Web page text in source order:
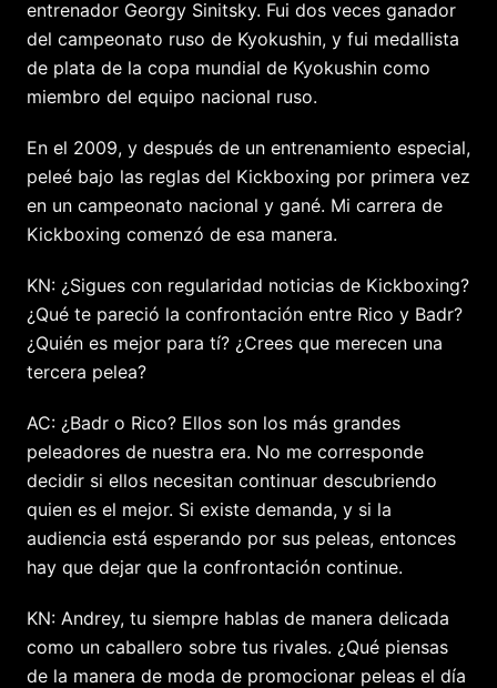
entrenador Georgy Sinitsky. Fui dos veces ganador
del campeonato ruso de Kyokushin, y fui medallista
de plata de la copa mundial de Kyokushin como
miembro del equipo nacional ruso.
En el 2009, y después de un entrenamiento especial,
peleé bajo las reglas del Kickboxing por primera vez
en un campeonato nacional y gané. Mi carrera de
Kickboxing comenzó de esa manera.
KN: ¿Sigues con regularidad noticias de Kickboxing?
¿Qué te pareció la confrontación entre Rico y Badr?
¿Quién es mejor para tí? ¿Crees que merecen una
tercera pelea?
AC: ¿Badr o Rico? Ellos son los más grandes
peleadores de nuestra era. No me corresponde
decidir si ellos necesitan continuar descubriendo
quien es el mejor. Si existe demanda, y si la
audiencia está esperando por sus peleas, entonces
hay que dejar que la confrontación continue.
KN: Andrey, tu siempre hablas de manera delicada
como un caballero sobre tus rivales. ¿Qué piensas
de la manera de moda de promocionar peleas el día